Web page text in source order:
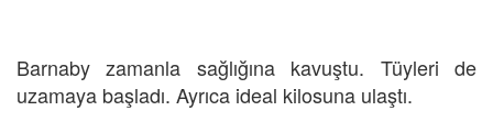
Barnaby zamanla sağlığına kavuştu. Tüyleri de
uzamaya başladı. Ayrıca ideal kilosuna ulaştı.